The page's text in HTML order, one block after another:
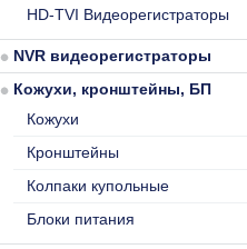
HD-TVI Видеорегистраторы
NVR видеорегистраторы
Кожухи, кронштейны, БП
Кожухи
Кронштейны
Колпаки купольные
Блоки питания